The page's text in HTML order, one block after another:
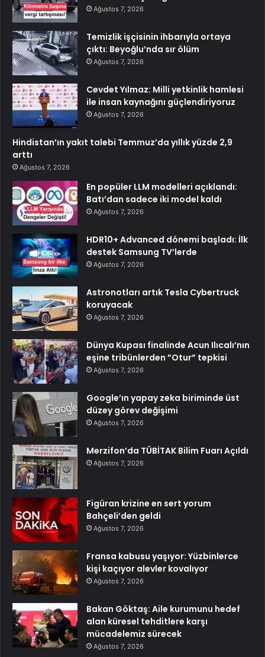
Ağustos 7, 2026
Temizlik işçisinin ihbarıyla ortaya
çıktı: Beyoğlu’nda sır ölüm
Ağustos 7, 2026
Cevdet Yılmaz: Milli yetkinlik hamlesi
ile insan kaynağını güçlendiriyoruz
Ağustos 7, 2026
Hindistan’ın yakıt talebi Temmuz’da yıllık yüzde 2,9
arttı
Ağustos 7, 2026
En popüler LLM modelleri açıklandı:
Batı’dan sadece iki model kaldı
Ağustos 7, 2026
HDR10+ Advanced dönemi başladı: İlk
destek Samsung TV’lerde
Ağustos 7, 2026
Astronotları artık Tesla Cybertruck
koruyacak
Ağustos 7, 2026
Dünya Kupası finalinde Acun Ilıcalı’nın
eşine tribünlerden ”Otur” tepkisi
Ağustos 7, 2026
Google’ın yapay zeka biriminde üst
düzey görev değişimi
Ağustos 7, 2026
Merzifon’da TÜBİTAK Bilim Fuarı Açıldı
Ağustos 7, 2026
Figüran krizine en sert yorum
Bahçeli’den geldi
Ağustos 7, 2026
Fransa kabusu yaşıyor: Yüzbinlerce
kişi kaçıyor alevler kovalıyor
Ağustos 7, 2026
Bakan Göktaş: Aile kurumunu hedef
alan küresel tehditlere karşı
mücadelemiz sürecek
Ağustos 7, 2026